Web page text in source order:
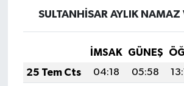
SULTANHİSAR AYLIK NAMAZ
İMSAK GÜNEŞ
25 Tem Cts
04:18 05:58